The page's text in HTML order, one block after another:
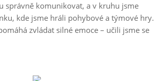
správně komunikovat, a v kruhu jsme
kde jsme hráli pohybové a týmové hry.
zvládat silné emoce – učili jsme se